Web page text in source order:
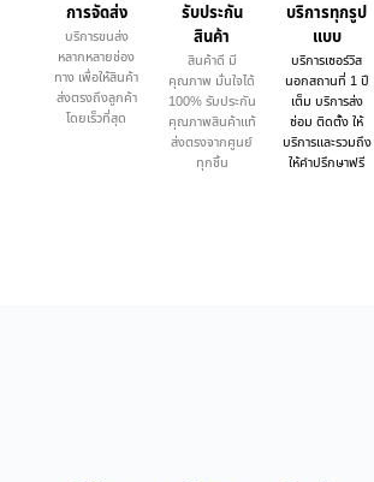
การจัดส่ง
บริการขนส่ง
หลากหลายช่อง
ทาง เพื่อให้สินค้า
ส่งตรงถึงลูกค้า
โดยเร็วที่สุด
รับประกัน
สินค้า
สินค้าดี มี
คุณภาพ มั่นใจได้
100% รับประกัน
คุณภาพสินค้าแท้
ส่งตรงจากศูนย์
ทุกชิ้น
บริการทุกรูป
แบบ
บริการเซอร์วิส
นอกสถานที่ 1 ปี
เต็ม บริการส่ง
ซ่อม ติดตั้ง ให้
บริการและรวมถึง
ให้คำปรึกษาฟรี